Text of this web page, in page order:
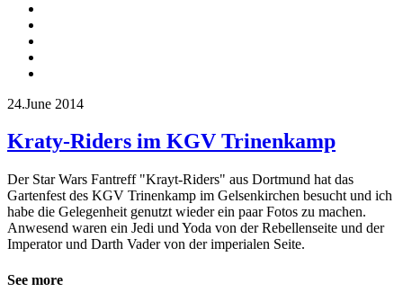
24.June 2014
Kraty-Riders im KGV Trinenkamp
Der Star Wars Fantreff "Krayt-Riders" aus Dortmund hat das
Gartenfest des KGV Trinenkamp im Gelsenkirchen besucht und ich
habe die Gelegenheit genutzt wieder ein paar Fotos zu machen.
Anwesend waren ein Jedi und Yoda von der Rebellenseite und der
Imperator und Darth Vader von der imperialen Seite.
See more